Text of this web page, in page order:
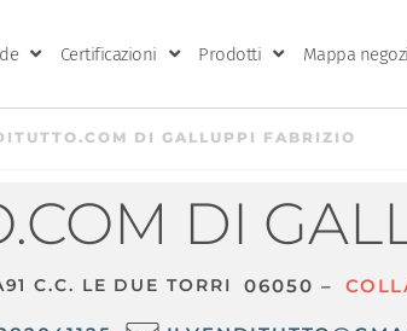
Certificazioni Prodotti Mappa negozi
DI GALLUPPI FABRIZIO
DI
C.C. LE DUE TORRI 06050 –